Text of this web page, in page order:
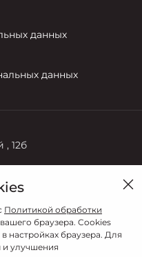
данных
данных
, 12б
Политикой обработки
браузера. Cookies
настройках браузера. Для
и улучшения